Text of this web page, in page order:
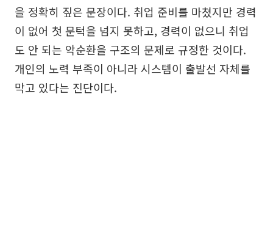
을 정확히 짚은 문장이다. 취업 준비를 마쳤지만 경력
이 없어 첫 문턱을 넘지 못하고, 경력이 없으니 취업
도 안 되는 악순환을 구조의 문제로 규정한 것이다.
개인의 노력 부족이 아니라 시스템이 출발선 자체를
막고 있다는 진단이다.